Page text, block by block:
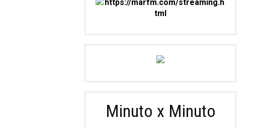
Minuto x Minuto